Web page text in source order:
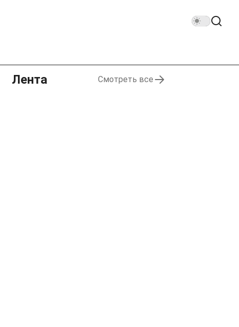
Лента Смотреть все